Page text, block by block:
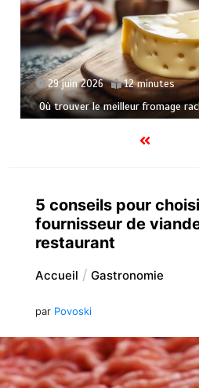
29 juin 2026 15
Pourquoi le foie gras
5 conseils pour
fournisseur de
restaurant
Accueil Gastronomie
par Povoski